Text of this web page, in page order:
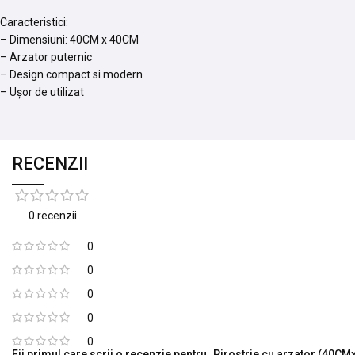
Caracteristici:
– Dimensiuni: 40CM x 40CM
– Arzator puternic
– Design compact si modern
– Ușor de utilizat
RECENZII
0 recenzii
0
0
0
0
0